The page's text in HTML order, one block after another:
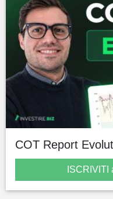
COT Report
ISCRIVITI